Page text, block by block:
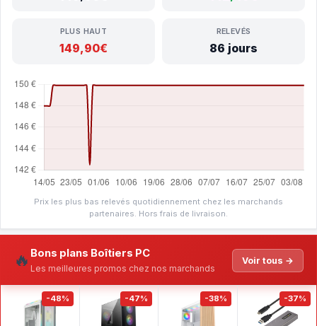
PLUS HAUT
149,90€
RELEVÉS
86 jours
Prix les plus bas relevés quotidiennement chez les marchands
partenaires. Hors frais de livraison.
🔥 Bons plans Boîtiers PC
Les meilleures promos chez nos marchands
Voir tous →
-48% -47% -38% -37%